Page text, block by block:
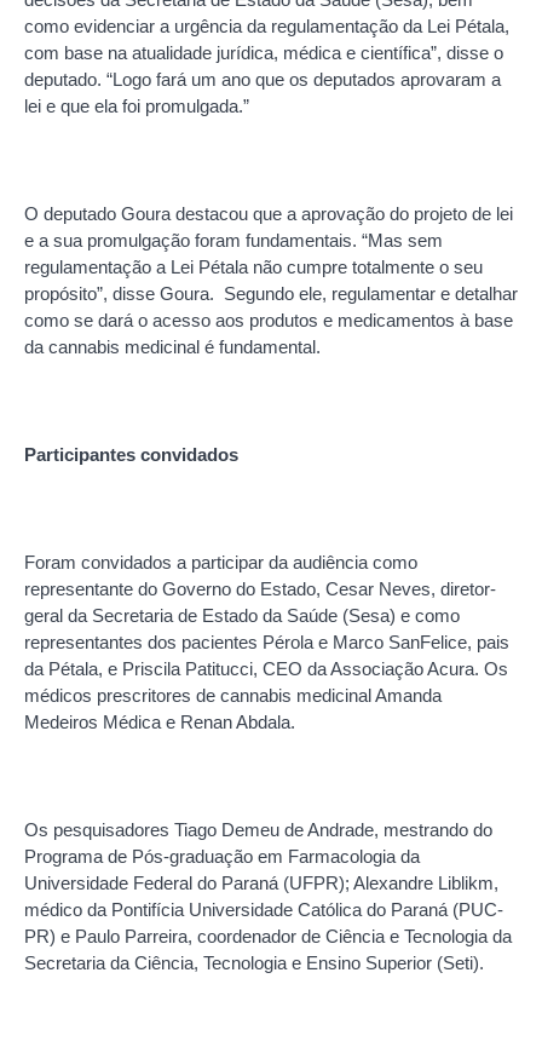
como evidenciar a urgência da regulamentação da Lei Pétala,
com base na atualidade jurídica, médica e científica”, disse o
deputado. “Logo fará um ano que os deputados aprovaram a
lei e que ela foi promulgada.”
O deputado Goura destacou que a aprovação do projeto de lei
e a sua promulgação foram fundamentais. “Mas sem
regulamentação a Lei Pétala não cumpre totalmente o seu
propósito”, disse Goura. Segundo ele, regulamentar e detalhar
como se dará o acesso aos produtos e medicamentos à base
da cannabis medicinal é fundamental.
Participantes convidados
Foram convidados a participar da audiência como
representante do Governo do Estado, Cesar Neves, diretor-
geral da Secretaria de Estado da Saúde (Sesa) e como
representantes dos pacientes Pérola e Marco SanFelice, pais
da Pétala, e Priscila Patitucci, CEO da Associação Acura. Os
médicos prescritores de cannabis medicinal Amanda
Medeiros Médica e Renan Abdala.
Os pesquisadores Tiago Demeu de Andrade, mestrando do
Programa de Pós-graduação em Farmacologia da
Universidade Federal do Paraná (UFPR); Alexandre Liblikm,
médico da Pontifícia Universidade Católica do Paraná (PUC-
PR) e Paulo Parreira, coordenador de Ciência e Tecnologia da
Secretaria da Ciência, Tecnologia e Ensino Superior (Seti).